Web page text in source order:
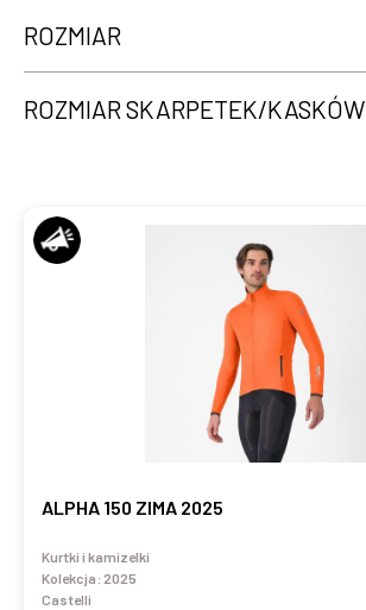
ROZMIAR
ROZMIAR SKARPETEK/KASKÓW
ALPHA 150 ZIMA 2025
Kurtki i kamizelki
Kolekcja: 2025
Castelli